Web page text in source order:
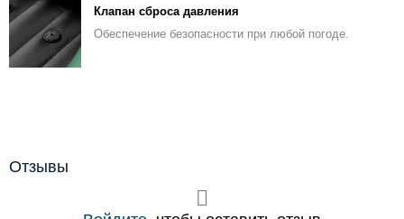
Клапан сброса давления
Обеспечение безопасности при любой погоде.
Отзывы